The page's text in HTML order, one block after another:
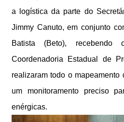
a logística da parte do
Jimmy Canuto, em conjunto
Batista (Beto),
Coordenadoria Estadual de
realizaram todo o mapeamento
um monitoramento preciso
enérgicas.